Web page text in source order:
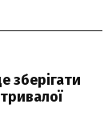
зберігати